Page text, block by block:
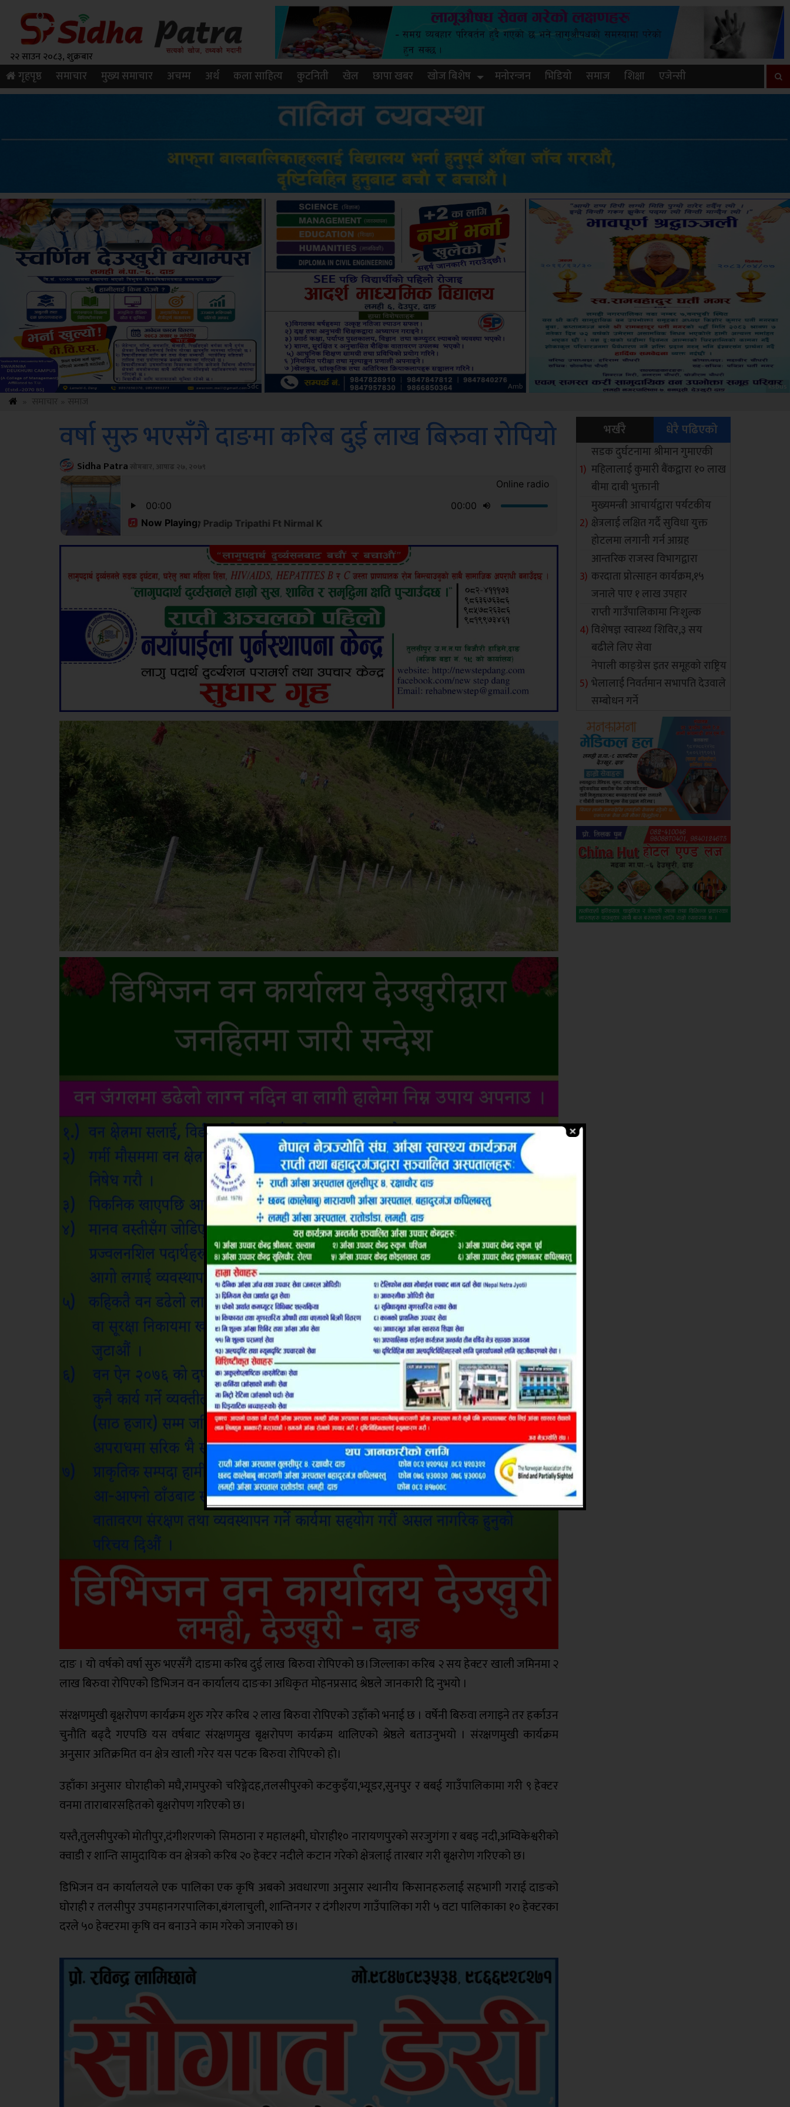
२२ साउन २०८३, शुक्रबार
गृहपृष्ठ समाचार मुख्य समाचार अचम्म अर्थ कला साहित्य कुटनिती खेल छापा खबर खोज बिशेष मनोरन्जन भिडियो समाज शिक्षा एजेन्सी
Amb ksbus Sdc
वर्षा सुरु भएसँगै दाङमा करिब दुई लाख बिरुवा रोपियो
Sidha Patraसोमबार, आषाढ २७, २०७९
दाङ । यो वर्षको वर्षा सुरु भएसँगै दाङमा करिब दुई लाख बिरुवा रोपिएको छ।जिल्लाका करिब २ सय हेक्टर खाली जमिनमा २
लाख बिरुवा रोपिएको डिभिजन वन कार्यालय दाङका अधिकृत मोहनप्रसाद श्रेष्ठले जानकारी दि नुभयो ।
संरक्षणमुखी बृक्षरोपण कार्यक्रम शुरु गरेर करिब २ लाख बिरुवा रोपिएको उहाँको भनाई छ । वर्षेनी बिरुवा लगाइने तर हर्काउन
चुनौति बढ्दै गएपछि यस वर्षबाट संरक्षणमुख बृक्षरोपण कार्यक्रम थालिएको श्रेष्ठले बताउनुभयो । संरक्षणमुखी कार्यक्रम
अनुसार अतिक्रमित वन क्षेत्र खाली गरेर यस पटक बिरुवा रोपिएको हो।
उहाँका अनुसार घोराहीको मघै,रामपुरको चरिङ्गेदह,तलसीपुरको कटकुइँया,भ्यूडर,सुनपुर र बबई गाउँपालिकामा गरी ९ हेक्टर
वनमा ताराबारसहितको बृक्षरोपण गरिएको छ।
यस्तै,तुलसीपुरको मोतीपुर,दंगीशरणको सिमठाना र महालक्ष्मी, घोराही१० नारायणपुरको सरजुगंगा र बबइ नदी,अम्विकेश्वरीको
क्वाडी र शान्ति सामुदायिक वन क्षेत्रको करिब २० हेक्टर नदीले कटान गरेको क्षेत्रलाई तारबार गरी बृक्षरोण गरिएको छ।
डिभिजन वन कार्यालयले एक पालिका एक कृषि अबको अवधारणा अनुसार स्थानीय किसानहरुलाई सहभागी गराई दाङको
घोराही र तलसीपुर उपमहानगरपालिका,बंगलाचुली, शान्तिनगर र दंगीशरण गाउँपालिका गरी ५ वटा पालिकाका १० हेक्टरका
दरले ५० हेक्टरमा कृषि वन बनाउने काम गरेको जनाएको छ।
भर्खरै धेरै पढिएको
सडक दुर्घटनामा श्रीमान गुमाएकी
महिलालाई कुमारी बैंकद्वारा १० लाख
बीमा दाबी भुक्तानी
मुख्यमन्त्री आचार्यद्वारा पर्यटकीय
क्षेत्रलाई लक्षित गर्दै सुविधा युक्त
होटलमा लगानी गर्न आग्रह
आन्तरिक राजस्व विभागद्वारा
करदाता प्रोत्साहन कार्यक्रम,१५
जनाले पाए १ लाख उपहार
राप्ती गाउँपालिकामा निःशुल्क
विशेषज्ञ स्वास्थ्य शिविर,३ सय
बढीले लिए सेवा
नेपाली काङ्ग्रेस इतर समूहको राष्ट्रिय
भेलालाई निवर्तमान सभापति देउवाले
सम्बोधन गर्ने